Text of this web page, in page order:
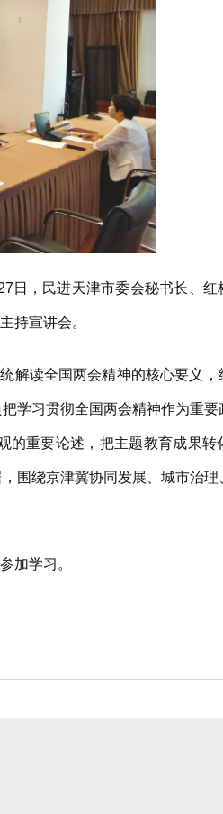
，民进天津市委会秘书长、红
持宣讲会。
解读全国两会精神的核心要义，
学习贯彻全国两会精神作为重
的重要论述，把主题教育成果转
围绕京津冀协同发展、城市治
加学习。